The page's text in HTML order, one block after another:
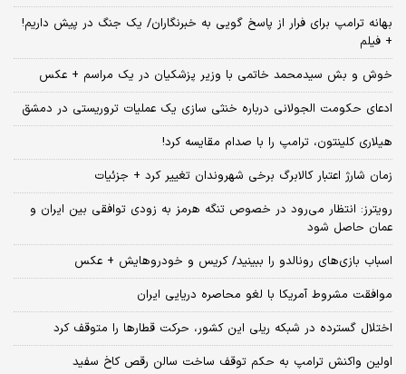
بهانه ترامپ برای فرار از پاسخ گویی به خبرنگاران/ یک جنگ در پیش داریم!
+ فیلم
خوش و بش سیدمحمد خاتمی با وزیر پزشکیان در یک مراسم + عکس
ادعای حکومت الجولانی درباره خنثی سازی یک عملیات تروریستی در دمشق
هیلاری کلینتون، ترامپ را با صدام مقایسه کرد!
زمان شارژ اعتبار کالابرگ برخی شهروندان تغییر کرد + جزئیات
رویترز: انتظار می‌رود در خصوص تنگه هرمز به زودی توافقی بین ایران و
عمان حاصل شود
اسباب‌ بازی‌های رونالدو را ببینید/ کریس و خودروهایش + عکس
موافقت مشروط آمریکا با لغو محاصره دریایی ایران
اختلال گسترده در شبکه ریلی این کشور، حرکت قطارها را متوقف کرد
اولین واکنش ترامپ به حکم توقف ساخت سالن رقص کاخ سفید